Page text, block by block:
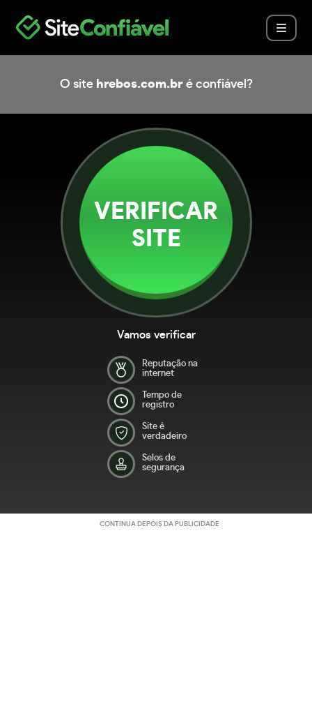
O site hrebos.com.bré confiável?
VERIFICAR
SITE
Vamos verificar
Reputação na
internet
Tempo de
registro
Site é
verdadeiro
Selos de
segurança
CONTINUA DEPOIS DA PUBLICIDADE